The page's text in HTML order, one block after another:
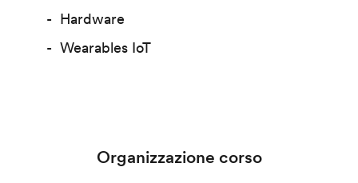
Hardware
Wearables IoT
Organizzazione corso